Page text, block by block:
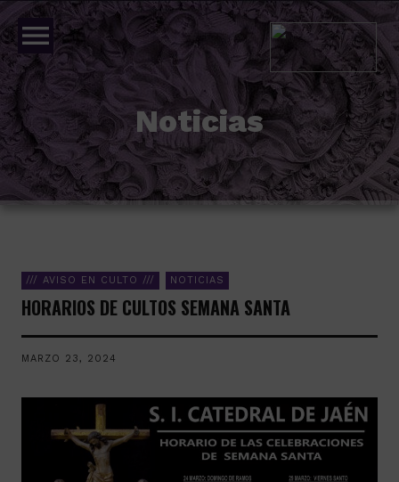
menu
Noticias
/// AVISO EN CULTO /// NOTICIAS
HORARIOS DE CULTOS SEMANA SANTA
MARZO 23, 2024